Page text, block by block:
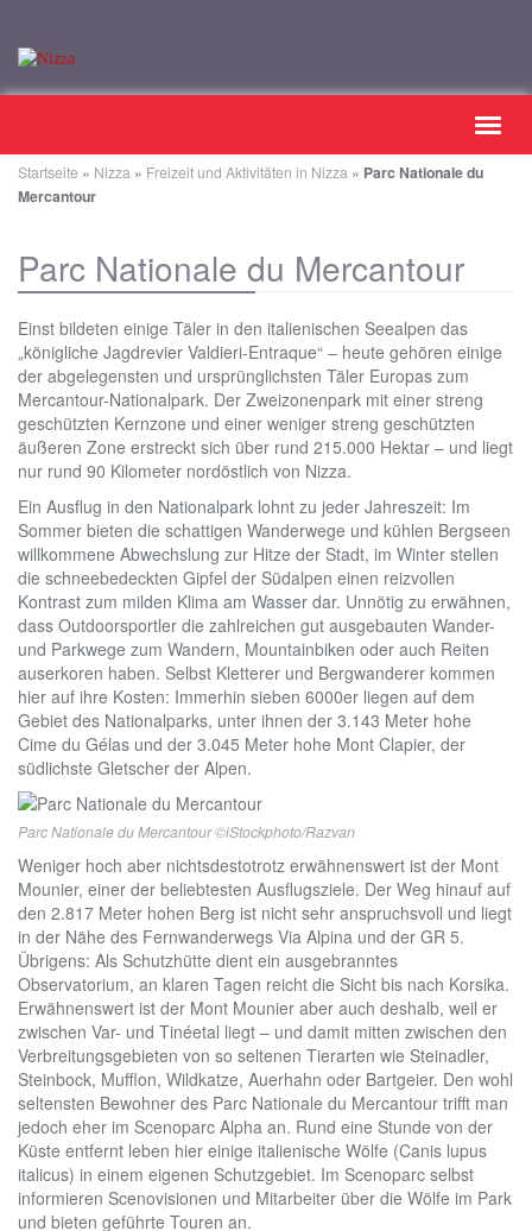
main
content
Startseite » Nizza » Freizeit und Aktivitäten in Nizza » Parc Nationale du
Mercantour
Parc Nationale du Mercantour
Einst bildeten einige Täler in den italienischen Seealpen das
„königliche Jagdrevier Valdieri-Entraque“ – heute gehören einige
der abgelegensten und ursprünglichsten Täler Europas zum
Mercantour-Nationalpark. Der Zweizonenpark mit einer streng
geschützten Kernzone und einer weniger streng geschützten
äußeren Zone erstreckt sich über rund 215.000 Hektar – und liegt
nur rund 90 Kilometer nordöstlich von Nizza.
Ein Ausflug in den Nationalpark lohnt zu jeder Jahreszeit: Im
Sommer bieten die schattigen Wanderwege und kühlen Bergseen
willkommene Abwechslung zur Hitze der Stadt, im Winter stellen
die schneebedeckten Gipfel der Südalpen einen reizvollen
Kontrast zum milden Klima am Wasser dar. Unnötig zu erwähnen,
dass Outdoorsportler die zahlreichen gut ausgebauten Wander-
und Parkwege zum Wandern, Mountainbiken oder auch Reiten
auserkoren haben. Selbst Kletterer und Bergwanderer kommen
hier auf ihre Kosten: Immerhin sieben 6000er liegen auf dem
Gebiet des Nationalparks, unter ihnen der 3.143 Meter hohe
Cime du Gélas und der 3.045 Meter hohe Mont Clapier, der
südlichste Gletscher der Alpen.
Parc Nationale du Mercantour ©iStockphoto/Razvan
Weniger hoch aber nichtsdestotrotz erwähnenswert ist der Mont
Mounier, einer der beliebtesten Ausflugsziele. Der Weg hinauf auf
den 2.817 Meter hohen Berg ist nicht sehr anspruchsvoll und liegt
in der Nähe des Fernwanderwegs Via Alpina und der GR 5.
Übrigens: Als Schutzhütte dient ein ausgebranntes
Observatorium, an klaren Tagen reicht die Sicht bis nach Korsika.
Erwähnenswert ist der Mont Mounier aber auch deshalb, weil er
zwischen Var- und Tinéetal liegt – und damit mitten zwischen den
Verbreitungsgebieten von so seltenen Tierarten wie Steinadler,
Steinbock, Mufflon, Wildkatze, Auerhahn oder Bartgeier. Den wohl
seltensten Bewohner des Parc Nationale du Mercantour trifft man
jedoch eher im Scenoparc Alpha an. Rund eine Stunde von der
Küste entfernt leben hier einige italienische Wölfe (Canis lupus
italicus) in einem eigenen Schutzgebiet. Im Scenoparc selbst
informieren Scenovisionen und Mitarbeiter über die Wölfe im Park
und bieten geführte Touren an.